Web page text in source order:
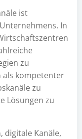
ist
In
zu
als kompetenter
zu
Lösungen zu
digitale Kanäle,